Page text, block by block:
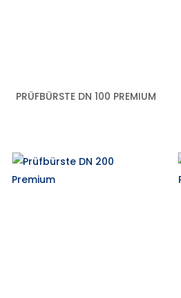
PRÜFBÜRSTE DN 100 PREMIUM